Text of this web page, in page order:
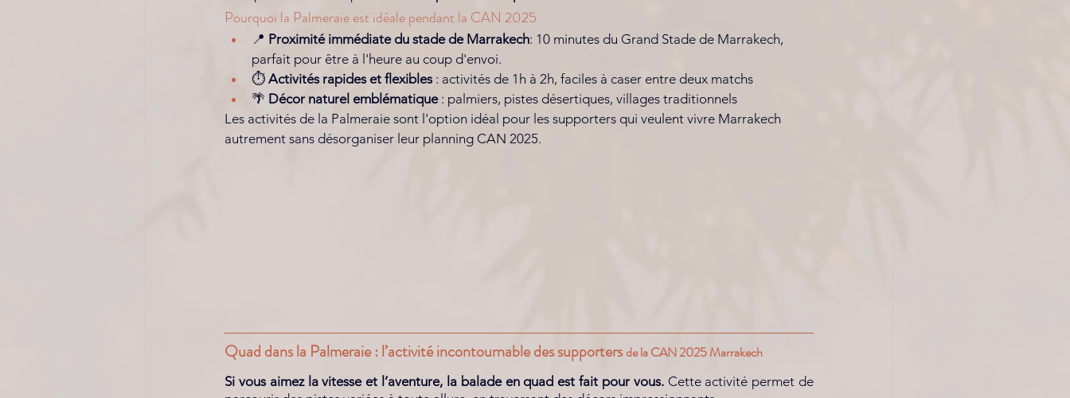
Pourquoi la Palmeraie est idéale pendant la CAN 2025
📍 Proximité immédiate du stade de Marrakech: 10 minutes du Grand Stade de Marrakech,
parfait pour être à l'heure au coup d'envoi.
⏱️ Activités rapides et flexibles : activités de 1h à 2h, faciles à caser entre deux matchs
🌴 Décor naturel emblématique : palmiers, pistes désertiques, villages traditionnels
Les activités de la Palmeraie sont l'option idéal pour les supporters qui veulent vivre Marrakech
autrement sans désorganiser leur planning CAN 2025.
Quad dans la Palmeraie : l’activité incontournable des supporters de la CAN 2025 Marrakech
Si vous aimez la vitesse et l’aventure, la balade en quad est fait pour vous. Cette activité permet de